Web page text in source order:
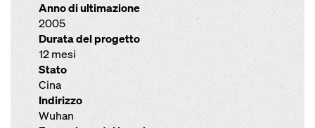
Anno di ultimazione
2005
Durata del progetto
12 mesi
Stato
Cina
Indirizzo
Wuhan